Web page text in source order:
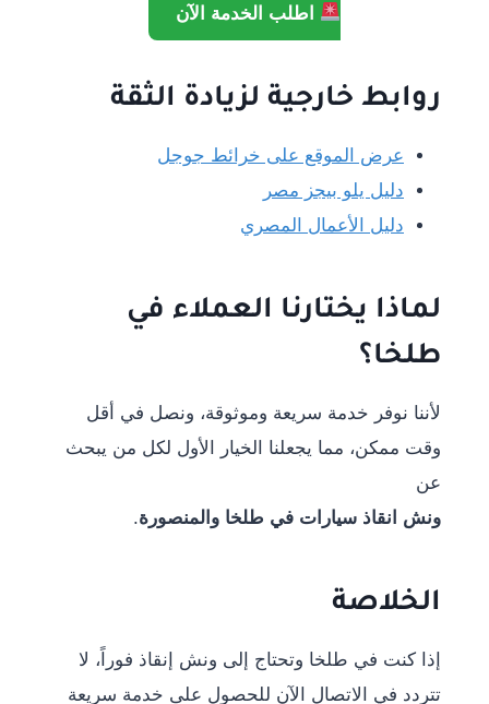
اطلب الخدمة الآن
روابط خارجية لزيادة الثقة
عرض الموقع على خرائط جوجل
دليل يلو بيجز مصر
دليل الأعمال المصري
لماذا يختارنا العملاء في
طلخا؟
لأننا نوفر خدمة سريعة وموثوقة، ونصل في أقل
وقت ممكن، مما يجعلنا الخيار الأول لكل من يبحث
عن
ونش انقاذ سيارات في طلخا والمنصورة.
الخلاصة
إذا كنت في طلخا وتحتاج إلى ونش إنقاذ فوراً، لا
تتردد في الاتصال الآن للحصول على خدمة سريعة